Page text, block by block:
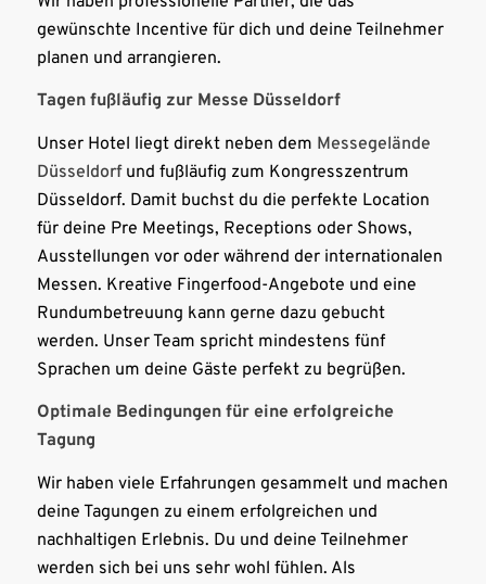
gewünschte Incentive für dich und deine Teilnehmer
planen und arrangieren.
Tagen fußläufig zur Messe Düsseldorf
Unser Hotel liegt direkt neben dem Messegelände
Düsseldorfund fußläufig zum Kongresszentrum
Düsseldorf. Damit buchst du die perfekte Location
für deine Pre Meetings, Receptions oder Shows,
Ausstellungen vor oder während der internationalen
Messen. Kreative Fingerfood-Angebote und eine
Rundumbetreuung kann gerne dazu gebucht
werden. Unser Team spricht mindestens fünf
Sprachen um deine Gäste perfekt zu begrüßen.
Optimale Bedingungen für eine erfolgreiche
Tagung
Wir haben viele Erfahrungen gesammelt und machen
deine Tagungen zu einem erfolgreichen und
nachhaltigen Erlebnis. Du und deine Teilnehmer
werden sich bei uns sehr wohl fühlen. Als